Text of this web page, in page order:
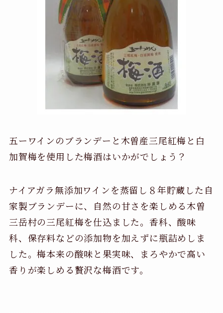
五ーワインのブランデーと木曽産三尾紅梅と白
加賀梅を使用した梅酒はいかがでしょう？
ナイアガラ無添加ワインを蒸留し８年貯蔵した自
家製ブランデーに、自然の甘さを楽しめる木曽
三岳村の三尾紅梅を仕込ました。香科、酸味
科、保存料などの添加物を加えずに瓶詰めしま
した。梅本来の酸味と果実味、まろやかで高い
香りが楽しめる贅沢な梅酒です。